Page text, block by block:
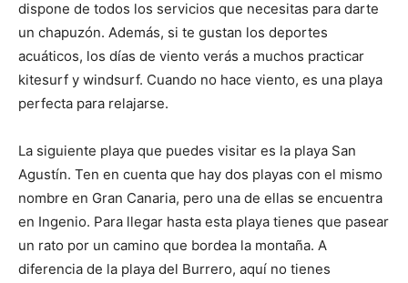
dispone de todos los servicios que necesitas para darte
un chapuzón. Además, si te gustan los deportes
acuáticos, los días de viento verás a muchos practicar
kitesurf y windsurf. Cuando no hace viento, es una playa
perfecta para relajarse.
La siguiente playa que puedes visitar es la playa San
Agustín. Ten en cuenta que hay dos playas con el mismo
nombre en Gran Canaria, pero una de ellas se encuentra
en Ingenio. Para llegar hasta esta playa tienes que pasear
un rato por un camino que bordea la montaña. A
diferencia de la playa del Burrero, aquí no tienes